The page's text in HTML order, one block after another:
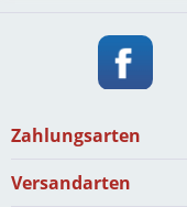
Zahlungsarten
Versandarten